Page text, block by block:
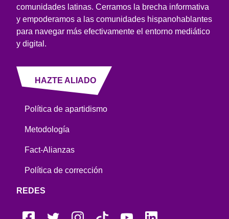
comunidades latinas. Cerramos la brecha informativa
y empoderamos a las comunidades hispanohablantes
para navegar más efectivamente el entorno mediático
y digital.
HAZTE ALIADO
Política de apartidismo
Metodología
Fact-Alianzas
Política de corrección
REDES